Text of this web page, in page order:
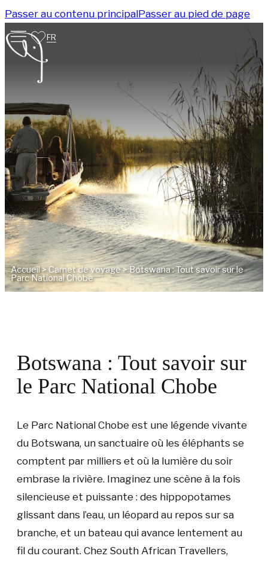
Passer au contenu principalPasser au pied de page
FR
Accueil>Carnet de voyage>Botswana : Tout savoir sur le
Parc National Chobe
Botswana : Tout savoir sur
le Parc National Chobe
Le Parc National Chobe est une légende vivante
du Botswana, un sanctuaire où les éléphants se
comptent par milliers et où la lumière du soir
embrase la rivière. Imaginez une scène à la fois
silencieuse et puissante : des hippopotames
glissant dans l’eau, un léopard au repos sur sa
branche, et un bateau qui avance lentement au
fil du courant. Chez South African Travellers,